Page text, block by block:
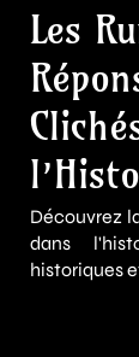
Les
Découvrez
dans
historiques